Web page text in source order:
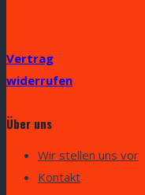
Vertrag
widerrufen
Über uns
Wir stellen uns vor
Kontakt